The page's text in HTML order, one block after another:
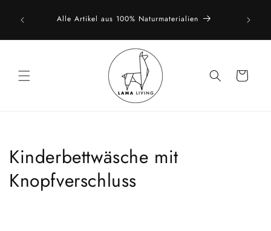
zum
Inhalt
gern
Alle Artikel aus 100% Naturmaterialien
Warenkorb
K
a
Kinderbettwäsche mit
Knopfverschluss